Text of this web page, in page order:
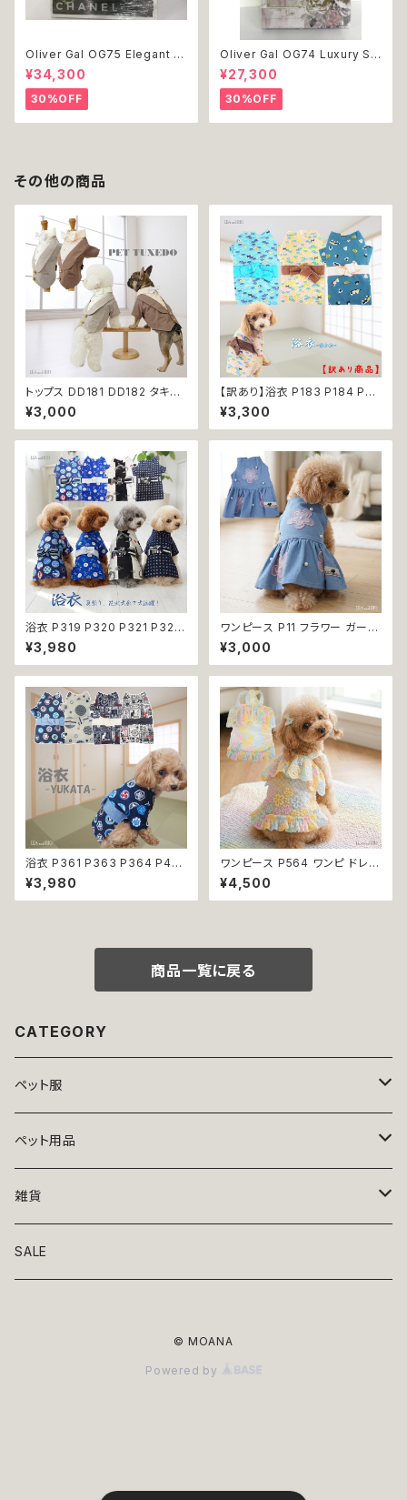
Oliver Gal OG75 Elegant E
ssentials Paris 絵 アート イ
ンテリア お祝い 贈り物 プレゼ
ント 結婚 新築 開店 周年 バー
スデイ 誕生日 ご褒美
¥34,300
30%OFF
Oliver Gal OG74 Luxury St
acked Shoes Rose Giftbo
x 絵 アート インテリア お祝い
贈り物 プレゼント 結婚 新築 開
店 周年 バースデイ 誕生日 ご褒
美
¥27,300
30%OFF
その他の商品
トップス DD181 DD182 タキシ
ード スーツ フォーマル 蝶ネクタ
イ リボン 犬 猫 ペット 服 犬の
服 猫の服 犬服 猫服 ドッグウェ
シャツ 返品交換不可
¥3,000
【訳あり】浴衣 P183 P184 P22
4ドッグウェア 男の子 ブルー イ
エロー ドッグ ウェア ドッグウエ
ア 犬 猫 ペット 服 犬服 和装 和
ウェーブ 青海波 小型犬 子犬 仔
犬
¥3,300
浴衣 P319 P320 P321 P322
和装 和柄 男の子 ネイビー ブル
ー ホワイト ブラック ドッグ ウェ
ア ドッグウエア 犬 猫 ペット 服
ン 龍 富士 山 小型犬 子犬 仔犬
夏 返品交換不可
¥3,980
ワンピース P11 フラワー ガーリ
ー かわいい ドッグウェア dog
犬 猫 ペット 服 犬服 猫服 小型
犬 返品交換不可
¥3,000
浴衣 P361 P363 P364 P40
3 ハンドメイド 手鞠 紺 ネイビ
ー 白 ホワイト きなり ドッグ ウ
ェア ドッグウエア 犬 猫 ペット
¥3,980
ワンピース P564 ワンピ ドレス
ハンドメイド 花 透け感 スカート
トップス 裏地付き パピー 小型
犬 犬 猫 ペット 服 犬服 猫服 犬
不可
¥4,500
商品一覧に戻る
CATEGORY
ペット服
トップス
ニット
アロハ
ボトムス
ワンピース
ペット用品
ベッド
リード・首輪
雑貨
アート
SALE
© MOANA
Powered by